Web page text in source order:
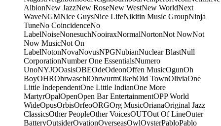
AlbionNew JazzNew RoseNew WestNew WorldNext
WaveNGMNice GuysNice LifeNikitin Music GroupNinja
TuneNo CoincidenceNo
LabelNoiseNonesuchNooiraxNormalNortonNot NowNot
Now MusicNot On
LabelNotonNovaNovusNPGNubianNuclear BlastNull
CorporationNumber One EssentialsNumero
UnoNYJOOasisOBEOdeOdeonOffen MusicOgunOh
BoyOHROhrwaschlOhrwurmOkehOld TownOliviaOne
Little IndependentOne Little IndianOne More
MartyrOpalOpenOpen Bar EntertainmentOPP World
WideOpusOrbisOrfeoORGOrg MusicOrianaOriginal Jazz
ClassicsOther PeopleOther VoicesOUTOut Of LineOuter
BatteryOutsiderOvationOverseasOwlOysterPabloPablo